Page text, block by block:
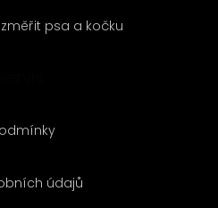
psa a kočku
údajů